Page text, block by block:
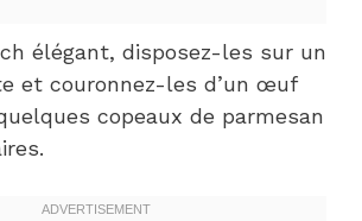
élégant, disposez-les sur un
et couronnez-les d’un œuf
copeaux de parmesan